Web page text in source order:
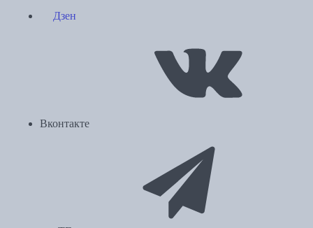
Дзен
Вконтакте